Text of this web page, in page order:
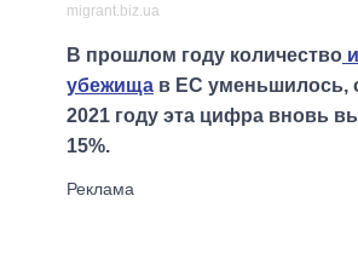
migrant.biz.ua
В прошлом году количество
убежища в ЕС уменьшилось,
2021 году эта цифра вновь
15%.